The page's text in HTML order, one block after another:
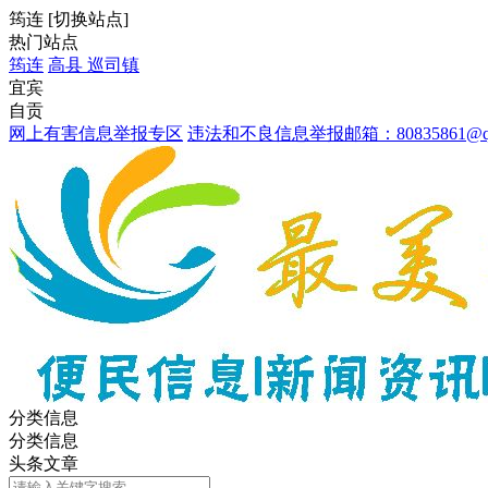
筠连 [切换站点]
热门站点
筠连 高县 巡司镇
宜宾
自贡
网上有害信息举报专区 违法和不良信息举报邮箱：
分类信息
分类信息
头条文章